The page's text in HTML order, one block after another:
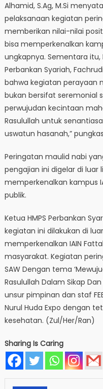
Alhamid, S.Ag, M.Si
pelaksanaan kegiatan
memberikan nilai-nilai
bisa memperkenalkan
ungkapnya. Sementara itu,
Perbankan Syariah,
bahwa kegiatan perayaan
bukan bersifat seremonial
perwujudan kecintaan
Rasulullah untuk
uswatun hasanah,”
Peringatan maulid nabi
pengajian ini digelar di luar
memperkenalkan kampus
publik.
Ketua HMPS Perbankan
kegiatan ini dilakukan di
memperkenalkan IAIN
masyarakat. Kegiatan
SAW Dengan tema
Rasulullah Dalam Sikap
unsur pimpinan dan staf
Nurul Huda Expo dengan
kesehatan. (Zul/Her/Ran)
Sharing Is Caring